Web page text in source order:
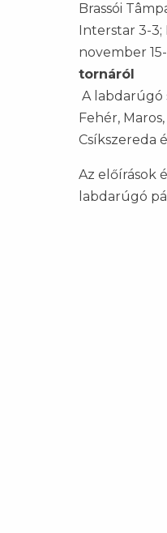
Brassói
Interstar 3-3;
november
tornáról
A labdarúgó
Fehér,
Csíkszereda
Az előírások
labdarúgó